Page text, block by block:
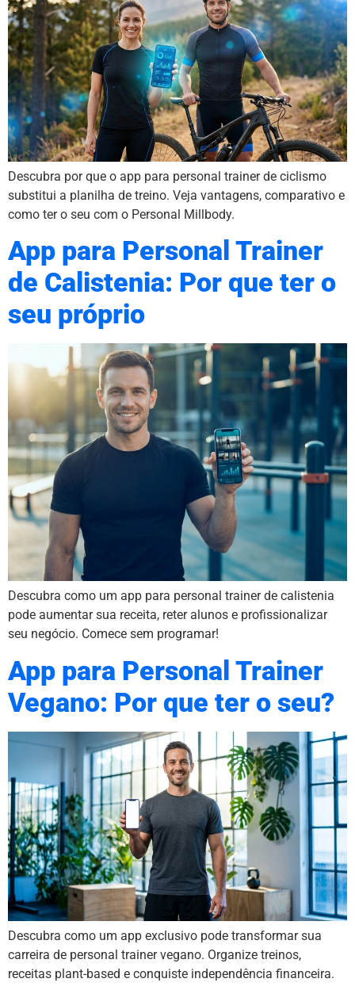
Descubra por que o app para personal trainer de ciclismo
substitui a planilha de treino. Veja vantagens, comparativo e
como ter o seu com o Personal Millbody.
App para Personal Trainer
de Calistenia: Por que ter o
seu próprio
Descubra como um app para personal trainer de calistenia
pode aumentar sua receita, reter alunos e profissionalizar
seu negócio. Comece sem programar!
App para Personal Trainer
Vegano: Por que ter o seu?
Descubra como um app exclusivo pode transformar sua
carreira de personal trainer vegano. Organize treinos,
receitas plant-based e conquiste independência financeira.